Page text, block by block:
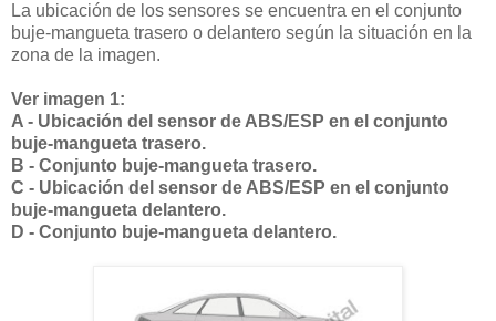
La ubicación de los sensores se encuentra en el conjunto
buje-mangueta trasero o delantero según la situación en la
zona de la imagen.
Ver imagen 1:
A - Ubicación del sensor de ABS/ESP en el conjunto
buje-mangueta trasero.
B - Conjunto buje-mangueta trasero.
C - Ubicación del sensor de ABS/ESP en el conjunto
buje-mangueta delantero.
D - Conjunto buje-mangueta delantero.